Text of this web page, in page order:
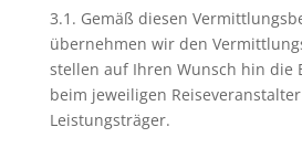
3.1. Gemäß diesen
übernehmen wir den
stellen auf Ihren Wunsch hin die
beim jeweiligen
Leistungsträger.